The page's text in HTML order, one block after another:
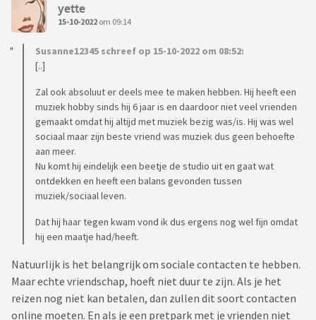
yette
15-10-2022 om 09:14
Susanne12345 schreef op 15-10-2022 om 08:52:
[..]
Zal ook absoluut er deels mee te maken hebben. Hij heeft een
muziek hobby sinds hij 6 jaar is en daardoor niet veel vrienden
gemaakt omdat hij altijd met muziek bezig was/is. Hij was wel
sociaal maar zijn beste vriend was muziek dus geen behoefte
aan meer.
Nu komt hij eindelijk een beetje de studio uit en gaat wat
ontdekken en heeft een balans gevonden tussen
muziek/sociaal leven.
Dat hij haar tegen kwam vond ik dus ergens nog wel fijn omdat
hij een maatje had/heeft.
Natuurlijk is het belangrijk om sociale contacten te hebben.
Maar echte vriendschap, hoeft niet duur te zijn. Als je het
reizen nog niet kan betalen, dan zullen dit soort contacten
online moeten. En als je een pretpark met je vrienden niet